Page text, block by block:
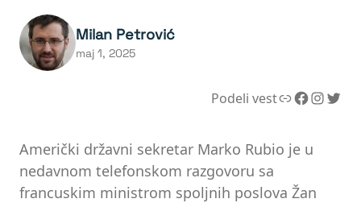
Milan Petrović
maj 1, 2025
Podeli vestLink Facebook InstagramTwitter
Američki državni sekretar Marko Rubio je u
nedavnom telefonskom razgovoru sa
francuskim ministrom spoljnih poslova Žan